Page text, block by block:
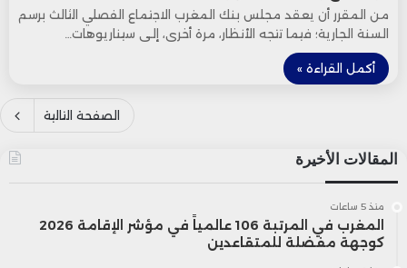
من المقرر أن يعقد مجلس بنك المغرب الاجتماع الفصلي الثالث برسم
السنة الجارية؛ فيما تتجه الأنظار، مرة أخرى، إلـى سيناريوهات…
أكمل القراءة »
الصفحة التالية
المقالات الأخيرة
منذ 5 ساعات
المغرب في المرتبة 106 عالمياً في مؤشر الإقامة 2026
كوجهة مفضلة للمتقاعدين